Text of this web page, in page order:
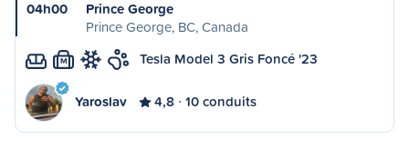
04h00
Prince George
Prince George, BC, Canada
M Tesla Model 3 Gris Foncé '23
Yaroslav 4,8 10 conduits